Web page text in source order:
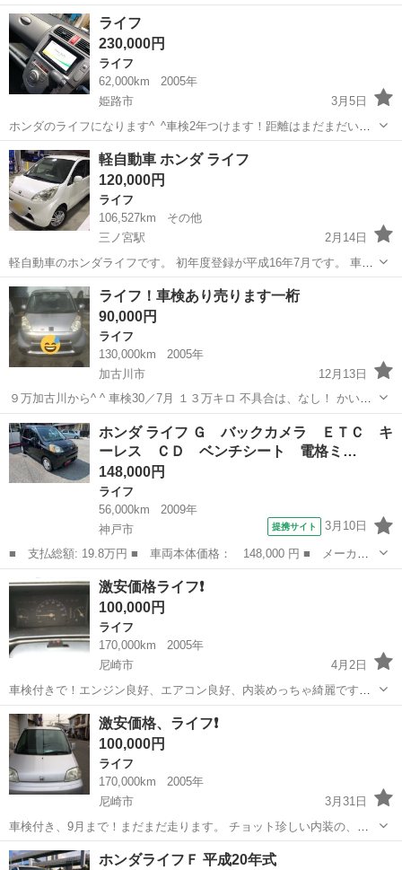
名： ホンダ ■ 車種名： ライフ ■ グレード名： Ｇ キーレ
ス・ＣＤ再生・Ｗエアバッグ・エアコン／クーラー・パワステ・パワ
ーウインドウ・...
大阪 泉大津市
ライフ
230,000円
ライフ
62,000km
2005年
姫路市
3月5日
ホンダのライフになります^_^車検2年つけます！距離はまだまだいけ
る6万キロです！カロッツェリアのナビついてます！テレビ、DVDもみ
れます^_^よければ^_^
兵庫 姫路市 ライフ 距離
軽自動車 ホンダ ライフ
120,000円
ライフ
106,527km
その他
三ノ宮駅
2月14日
軽自動車のホンダライフです。 初年度登録が平成16年7月です。 車検
平成31年6月15日まで 今年に購入したのですが経済的に売却を決意し
ました。1年保証、車検2年付きで購入したので5月まで保証がついてい
ます！ 車検もしっかり...
兵庫 三ノ宮駅 ライフ スノボ
ライフ！車検あり売ります一桁
90,000円
ライフ
130,000km
2005年
加古川市
12月13日
９万加古川から^ ^ 車検30／7月 １３万キロ 不具合は、なし！ かいて
ぼしゅうたゅう
兵庫 加古川市 ライフ
ホンダ ライフ Ｇ バックカメラ ＥＴＣ キ
ーレス ＣＤ ベンチシート 電格ミ…
148,000円
ライフ
56,000km
2009年
神戸市
提携サイト 3月10日
■ 支払総額: 19.8万円 ■ 車両本体価格： 148,000 円 ■ メーカー
名： ホンダ ■ 車種名： ライフ ■ グレード名： Ｇ バックカ
メラ ＥＴＣ キーレス ＣＤ ベンチシート 電格ミラー ■ 排気
量： 66...
兵庫 神戸市 ライフ
激安価格ライフ❗️
100,000円
ライフ
170,000km
2005年
尼崎市
4月2日
車検付きで！エンジン良好、エアコン良好、内装めっちゃ綺麗ですが
年式が古い為、ボディーが劣化しています。車検も9月まで有りますの
で名義変更だけで直ぐに乗れます❗️名義変更のやり方がわからない方
は、自分が代わりに5000円で責任...
兵庫 尼崎市 ライフ 内装
激安価格、ライフ❗️
100,000円
ライフ
170,000km
2005年
尼崎市
3月31日
車検付き、9月まで！まだまだ走ります。 チョット珍しい内装の、ラ
イフです。 エンジン良好❗️エアコン良好❗️タイミングベルト交換済み❗️名
義変更だけしてくれたら、直ぐに乗れます。変更のやり方分からない
兵庫 尼崎市 ライフ タイミングベルト
ホンダライフＦ 平成20年式